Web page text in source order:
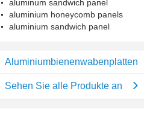
aluminum sandwich panel
aluminium honeycomb panels
aluminium sandwich panel
Aluminiumbienenwabenplatten
Sehen Sie alle Produkte an